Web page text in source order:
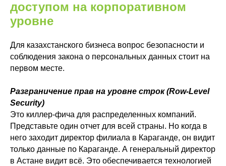
доступом на корпоративном
уровне
Для казахстанского бизнеса вопрос безопасности и
соблюдения закона о персональных данных стоит на
первом месте.
Разграничение прав на уровне строк (Row-Level
Security)
Это киллер-фича для распределенных компаний.
Представьте один отчет для всей страны. Но когда в
него заходит директор филиала в Караганде, он видит
только данные по Караганде. А генеральный директор
в Астане видит всё. Это обеспечивается технологией